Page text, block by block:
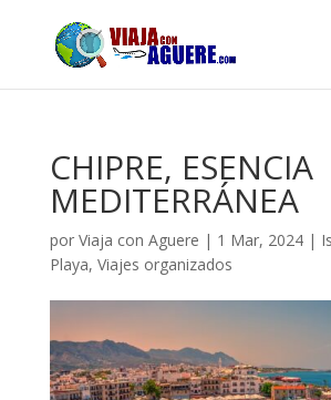
CHIPRE, ESENCIA
MEDITERRÁNEA
por Viaja con Aguere | 1 Mar, 2024|
Playa, Viajes organizados